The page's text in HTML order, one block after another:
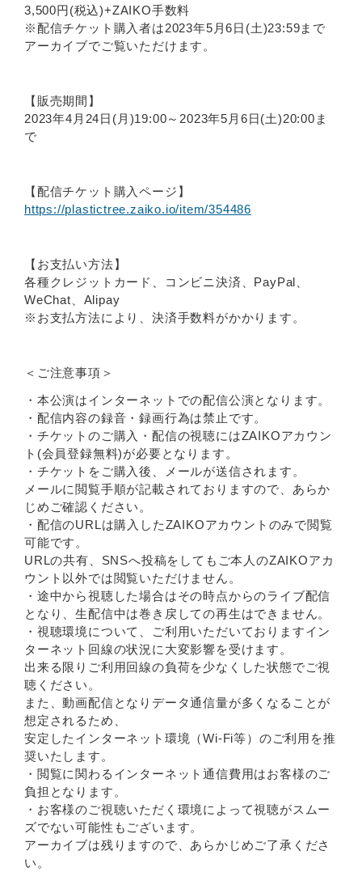
3,500円(税込)+ZAIKO手数料
※配信チケット購入者は2023年5月6日(土)23:59まで
アーカイブでご覧いただけます。
【販売期間】
2023年4月24日(月)19:00～2023年5月6日(土)20:00ま
で
【配信チケット購入ページ】
https://plastictree.zaiko.io/item/354486
【お支払い方法】
各種クレジットカード、コンビニ決済、PayPal、
WeChat、Alipay
※お支払方法により、決済手数料がかかります。
＜ご注意事項＞
・本公演はインターネットでの配信公演となります。
・配信内容の録音・録画行為は禁止です。
・チケットのご購入・配信の視聴にはZAIKOアカウン
ト(会員登録無料)が必要となります。
・チケットをご購入後、メールが送信されます。
メールに閲覧手順が記載されておりますので、あらか
じめご確認ください。
・配信のURLは購入したZAIKOアカウントのみで閲覧
可能です。
URLの共有、SNSへ投稿をしてもご本人のZAIKOアカ
ウント以外では閲覧いただけません。
・途中から視聴した場合はその時点からのライブ配信
となり、生配信中は巻き戻しての再生はできません。
・視聴環境について、ご利用いただいておりますイン
ターネット回線の状況に大変影響を受けます。
出来る限りご利用回線の負荷を少なくした状態でご視
聴ください。
また、動画配信となりデータ通信量が多くなることが
想定されるため、
安定したインターネット環境（Wi-Fi等）のご利用を推
奨いたします。
・閲覧に関わるインターネット通信費用はお客様のご
負担となります。
・お客様のご視聴いただく環境によって視聴がスムー
ズでない可能性もございます。
アーカイブは残りますので、あらかじめご了承くださ
い。